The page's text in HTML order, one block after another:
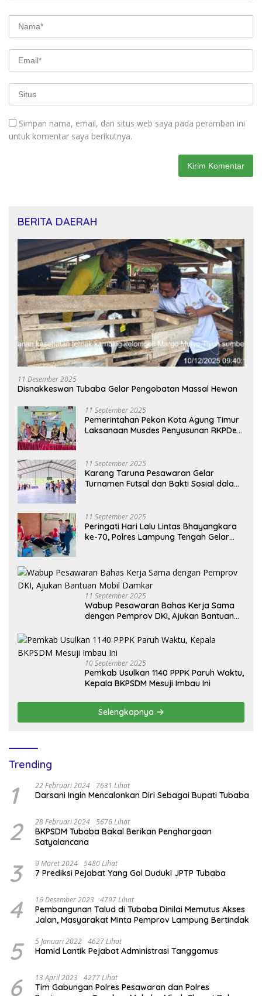
Simpan nama, email, dan situs web saya pada peramban ini
untuk komentar saya berikutnya.
BERITA DAERAH
11 Desember 2025
Disnakkeswan Tubaba Gelar Pengobatan Massal Hewan
11 September 2025
Pemerintahan Pekon Kota Agung Timur
Laksanaan Musdes Penyusunan RKPDes
11 September 2025
Karang Taruna Pesawaran Gelar
Turnamen Futsal dan Bakti Sosial dalam
11 September 2025
Peringati Hari Lalu Lintas Bhayangkara
ke-70, Polres Lampung Tengah Gelar
11 September 2025
Wabup Pesawaran Bahas Kerja Sama
dengan Pemprov DKI, Ajukan Bantuan
10 September 2025
Pemkab Usulkan 1140 PPPK Paruh Waktu,
Kepala BKPSDM Mesuji Imbau Ini
Selengkapnya
Trending
1 22 Februari 2024 7631 Lihat
Darsani Ingin Mencalonkan Diri Sebagai Bupati Tubaba
2 28 Februari 2024 5676 Lihat
BKPSDM Tubaba Bakal Berikan Penghargaan
Satyalancana
3 9 Maret 2024 5480 Lihat
7 Prediksi Pejabat Yang Gol Duduki JPTP Tubaba
4 16 Desember 2023 4797 Lihat
Pembangunan Talud di Tubaba Dinilai Memutus Akses
Jalan, Masyarakat Minta Pemprov Lampung Bertindak
5 5 Januari 2022 4627 Lihat
Hamid Lantik Pejabat Administrasi Tanggamus
6 13 April 2023 4277 Lihat
Tim Gabungan Polres Pesawaran dan Polres